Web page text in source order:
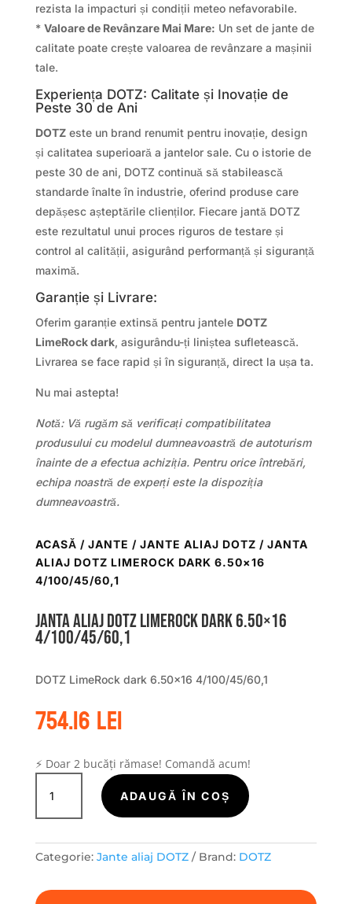
rezista la impacturi și condiții meteo nefavorabile.
* Valoare de Revânzare Mai Mare: Un set de jante de
calitate poate crește valoarea de revânzare a mașinii
tale.
Experiența DOTZ: Calitate și Inovație de
Peste 30 de Ani
DOTZeste un brand renumit pentru inovație, design
și calitatea superioară a jantelor sale. Cu o istorie de
peste 30 de ani, DOTZ continuă să stabilească
standarde înalte în industrie, oferind produse care
depășesc așteptările clienților. Fiecare jantă DOTZ
este rezultatul unui proces riguros de testare și
control al calității, asigurând performanță și siguranță
maximă.
Garanție și Livrare:
Oferim garanție extinsă pentru jantele DOTZ
LimeRock dark, asigurându-ți liniștea sufletească.
Livrarea se face rapid și în siguranță, direct la ușa ta.
Nu mai astepta!
Notă: Vă rugăm să verificați compatibilitatea
produsului cu modelul dumneavoastră de autoturism
înainte de a efectua achiziția. Pentru orice întrebări,
echipa noastră de experți este la dispoziția
dumneavoastră.
ACASĂ / JANTE / JANTE ALIAJ DOTZ / JANTA
ALIAJ DOTZ LIMEROCK DARK 6.50×16
4/100/45/60,1
Janta aliaj DOTZ LimeRock dark 6.50×16
4/100/45/60,1
DOTZ LimeRock dark 6.50×16 4/100/45/60,1
754.16lei
⚡ Doar 2 bucăți rămase! Comandă acum!
Cantitate
Janta
aliaj
LimeRock
6.50x16
ADAUGĂ ÎN COȘ
Categorie: Jante aliaj DOTZ Brand: DOTZ